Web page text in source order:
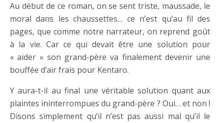
Au début de ce roman, on se sent triste, maussade, le
moral dans les chaussettes… ce n’est qu’au fil des
pages, que comme notre narrateur, on reprend goût
à la vie. Car ce qui devait être une solution pour
« aider » son grand-père va finalement devenir une
bouffée d’air frais pour Kentaro.
Y aura-t-il au final une véritable solution quant aux
plaintes ininterrompues du grand-père ? Oui… et non !
Disons simplement qu’il n’est pas aussi mal qu’il le